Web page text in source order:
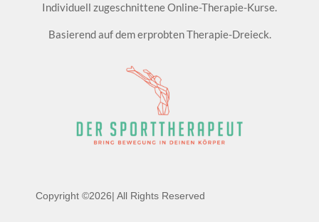
Individuell zugeschnittene Online-Therapie-Kurse.
Basierend auf dem erprobten Therapie-Dreieck.
Copyright ©2026| All Rights Reserved